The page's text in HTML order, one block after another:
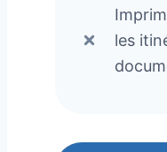
les